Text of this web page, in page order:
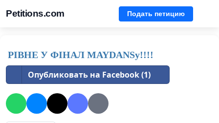
Petitions.com Подать петицию
РІВНЕ У ФІНАЛ MAYDANSy!!!!
Опубликовать на Facebook (1)